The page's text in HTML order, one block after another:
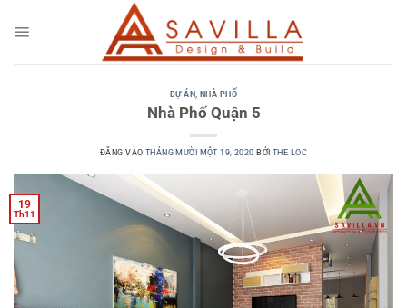
qua
DỰ ÁN, NHÀ PHỐ
Nhà Phố Quận 5
ĐĂNG VÀO THÁNG MƯỜI MỘT 19, 2020 BỞI THE LOC
19
Th11